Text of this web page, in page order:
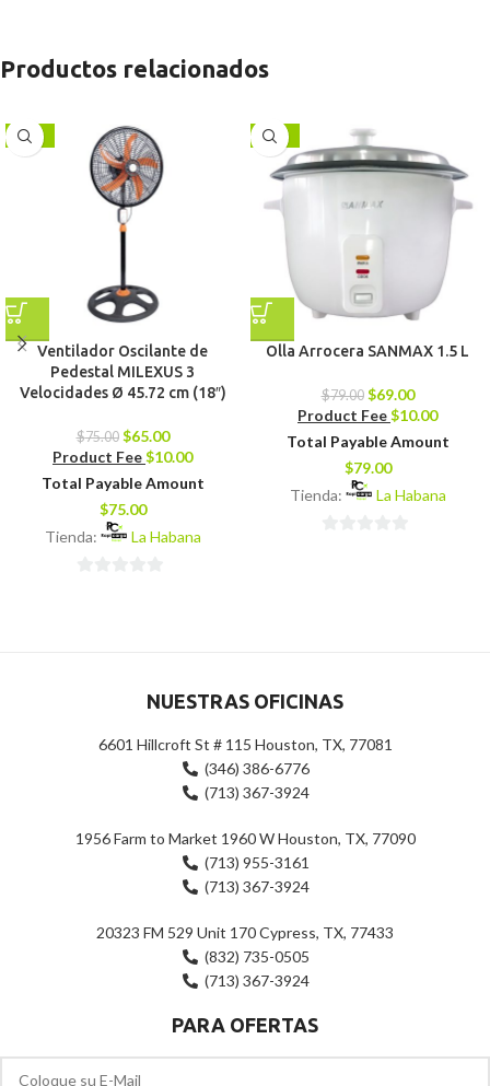
Productos relacionados
-13%
Ventilador Oscilante de
Pedestal MILEXUS 3
Velocidades Ø 45.72 cm (18″)
$75.00 $65.00
Product Fee$10.00
Total Payable Amount
$75.00
Tienda:
La Habana
-13%
Olla Arrocera SANMAX 1.5 L
$79.00 $69.00
Product Fee$10.00
Total Payable Amount
$79.00
Tienda:
La Habana
NUESTRAS OFICINAS
6601 Hillcroft St # 115 Houston, TX, 77081
(346) 386-6776
(713) 367-3924
1956 Farm to Market 1960 W Houston, TX, 77090
(713) 955-3161
(713) 367-3924
20323 FM 529 Unit 170 Cypress, TX, 77433
(832) 735-0505
(713) 367-3924
PARA OFERTAS